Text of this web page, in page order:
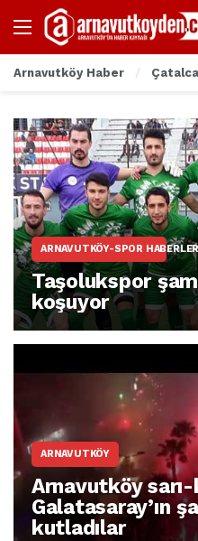
Arnavutköy Haber Çatalca
ARNAVUTKÖY-SPOR
Taşolukspor
koşuyor
ARNAVUTKÖY
Arnavutköy sarı-
Galatasaray’ın
kutladılar